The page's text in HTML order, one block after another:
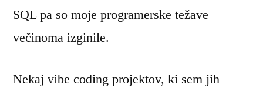
SQL pa so moje programerske težave
večinoma izginile.
Nekaj vibe coding projektov, ki sem jih